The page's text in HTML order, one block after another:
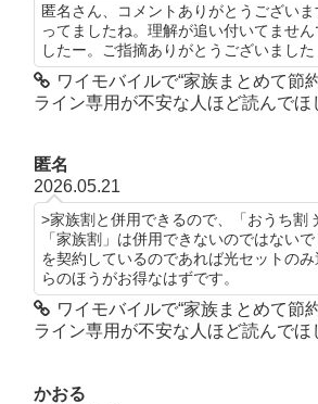
匿名さん、コメントありがとうござい
ってましたね。理解が追い付いてませ
したー。ご指摘ありがとうございました
ワイモバイルで“家族まとめて節
ライン専用が不安な人ほど読んでほ
匿名
2026.05.21
>家族割と併用できるので、「おうち割
「家族割」は併用できないのではない
を契約しているのであれば光セットの
らのほうがお得なはずです。
ワイモバイルで“家族まとめて節
ライン専用が不安な人ほど読んでほ
かおる